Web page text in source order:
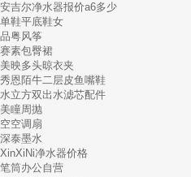
安吉尔净水器报价a6多少
单鞋平底鞋女
品粤风筝
赛素包臀裙
美映多头晾衣夹
秀恩陌牛二层皮鱼嘴鞋
水立方双出水滤芯配件
美瞳周抛
空空调扇
深泰墨水
XinXiNi净水器价格
笔筒办公自营